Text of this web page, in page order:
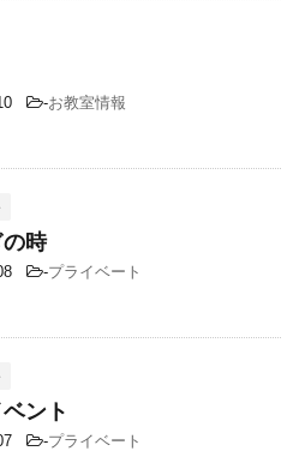
-お教室情報
時
-プライベート
ント
-プライベート